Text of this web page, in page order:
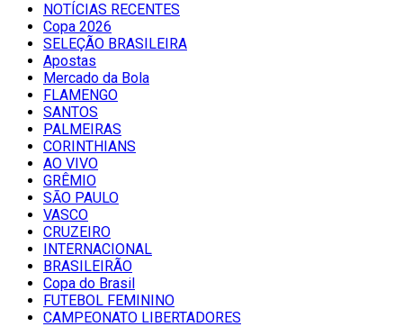
NOTÍCIAS RECENTES
Copa 2026
SELEÇÃO BRASILEIRA
Apostas
Mercado da Bola
FLAMENGO
SANTOS
PALMEIRAS
CORINTHIANS
AO VIVO
GRÊMIO
SĀO PAULO
VASCO
CRUZEIRO
INTERNACIONAL
BRASILEIRÃO
Copa do Brasil
FUTEBOL FEMININO
CAMPEONATO LIBERTADORES